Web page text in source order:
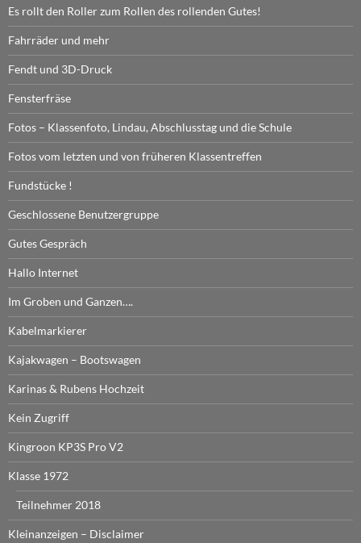
Es rollt den Roller zum Rollen des rollenden Gutes!
Fahrräder und mehr
Fendt und 3D-Druck
Fensterfräse
Fotos – Klassenfoto, Lindau, Abschlusstag und die Schule
Fotos vom letzten und von früheren Klassentreffen
Fundstücke !
Geschlossene Benutzergruppe
Gutes Gespräch
Hallo Internet
Im Groben und Ganzen….
Kabelmarkierer
Kajakwagen – Bootswagen
Karinas & Rubens Hochzeit
Kein Zugriff
Kingroon KP3S Pro V2
Klasse 1972
Teilnehmer 2018
Kleinanzeigen – Disclaimer